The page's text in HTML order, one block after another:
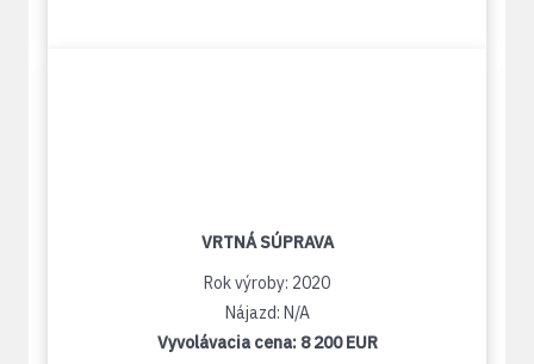
VRTNÁ SÚPRAVA
Rok výroby: 2020
Nájazd: N/A
Vyvolávacia cena: 8 200 EUR